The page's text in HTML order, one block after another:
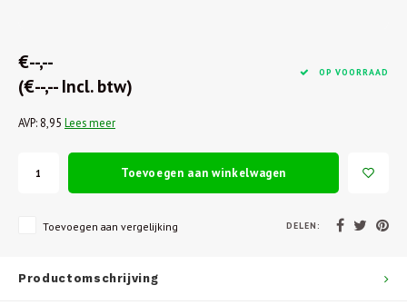
€--,--
(€--,-- Incl. btw)
OP VOORRAAD
AVP: 8,95 Lees meer
Toevoegen aan winkelwagen
Toevoegen aan vergelijking DELEN:
Productomschrijving